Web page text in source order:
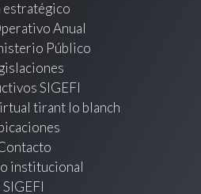
estratégico
Anual
Público
SIGEFI
tirant lo blanch
institucional
SIGEFI